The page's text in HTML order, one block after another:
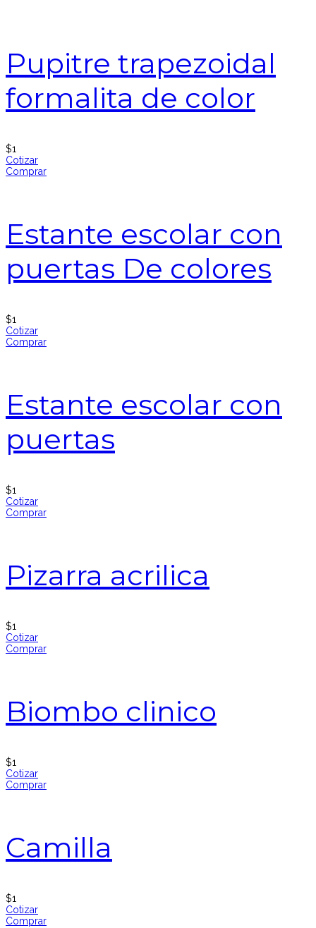
Pupitre trapezoidal
formalita de color
$1
Cotizar
Comprar
Estante escolar con
puertas De colores
$1
Cotizar
Comprar
Estante escolar con
puertas
$1
Cotizar
Comprar
Pizarra acrilica
$1
Cotizar
Comprar
Biombo clinico
$1
Cotizar
Comprar
Camilla
$1
Cotizar
Comprar